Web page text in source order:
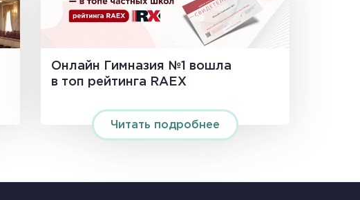
Онлайн Гимназия №1 вошла
в топ рейтинга RAEX
Читать подробнее